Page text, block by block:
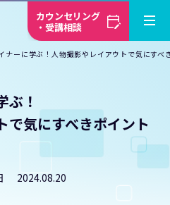
カウンセリング
・受講相談
ナーに学ぶ！人物撮影やレイアウトで気にすべ
ぶ！
で気にすべきポイント
2024.08.20